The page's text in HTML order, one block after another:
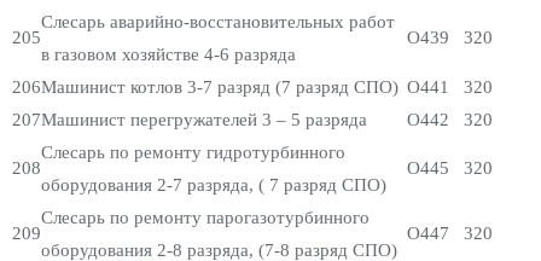
205
Слесарь аварийно-восстановительных работ
в газовом хозяйстве 4-6 разряда
О439 320
206Машинист котлов 3-7 разряд (7 разряд СПО) О441
320
207Машинист перегружателей 3 – 5 разряда О442 320
208
Слесарь по ремонту гидротурбинного
оборудования 2-7 разряда, ( 7 разряд СПО)
О445 320
209
Слесарь по ремонту парогазотурбинного
оборудования 2-8 разряда, (7-8 разряд СПО)
О447 320